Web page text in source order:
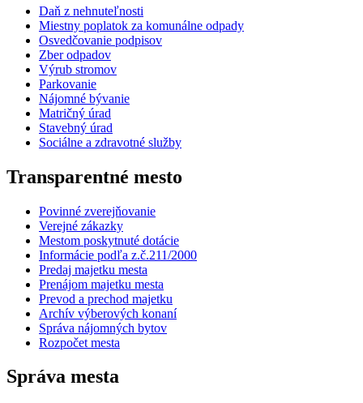
Daň z nehnuteľnosti
Miestny poplatok za komunálne odpady
Osvedčovanie podpisov
Zber odpadov
Výrub stromov
Parkovanie
Nájomné bývanie
Matričný úrad
Stavebný úrad
Sociálne a zdravotné služby
Transparentné mesto
Povinné zverejňovanie
Verejné zákazky
Mestom poskytnuté dotácie
Informácie podľa z.č.211/2000
Predaj majetku mesta
Prenájom majetku mesta
Prevod a prechod majetku
Archív výberových konaní
Správa nájomných bytov
Rozpočet mesta
Správa mesta